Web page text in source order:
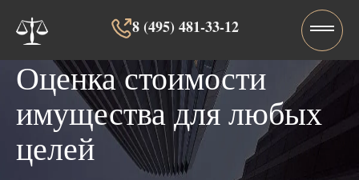
8 (495) 481-33-12‬‬
Оценка стоимости
имущества для любых
целей